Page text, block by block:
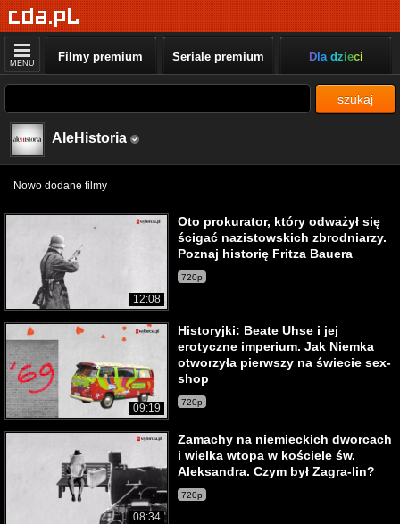
MENU Filmy premium Seriale premium Dla dzieci
szukaj
AleHistoria
Nowo dodane filmy
12:08
Oto prokurator, który odważył się
ścigać nazistowskich zbrodniarzy.
Poznaj historię Fritza Bauera
720p
09:19
Historyjki: Beate Uhse i jej
erotyczne imperium. Jak Niemka
otworzyła pierwszy na świecie sex-
shop
720p
08:34
Zamachy na niemieckich dworcach
i wielka wtopa w kościele św.
Aleksandra. Czym był Zagra-lin?
720p